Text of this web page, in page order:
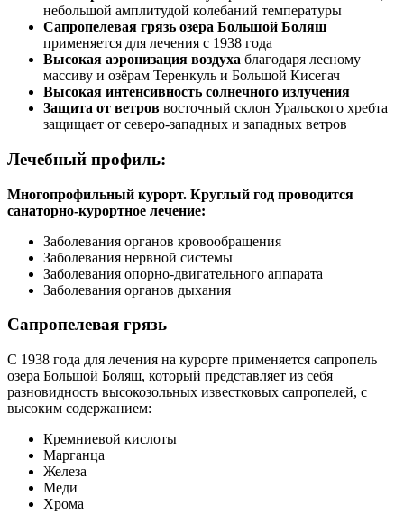
небольшой амплитудой колебаний температуры
Сапропелевая грязь озера Большой Боляш
применяется для лечения с 1938 года
Высокая аэронизация воздуха благодаря лесному
массиву и озёрам Теренкуль и Большой Кисегач
Высокая интенсивность солнечного излучения
Защита от ветров восточный склон Уральского хребта
защищает от северо-западных и западных ветров
Лечебный профиль:
Многопрофильный курорт. Круглый год проводится
санаторно-курортное лечение:
Заболевания органов кровообращения
Заболевания нервной системы
Заболевания опорно-двигательного аппарата
Заболевания органов дыхания
Сапропелевая грязь
С 1938 года для лечения на курорте применяется сапропель
озера Большой Боляш, который представляет из себя
разновидность высокозольных известковых сапропелей, с
высоким содержанием:
Кремниевой кислоты
Марганца
Железа
Меди
Хрома